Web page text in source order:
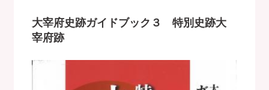
大宰府史跡ガイドブック３ 特別史跡大
宰府跡